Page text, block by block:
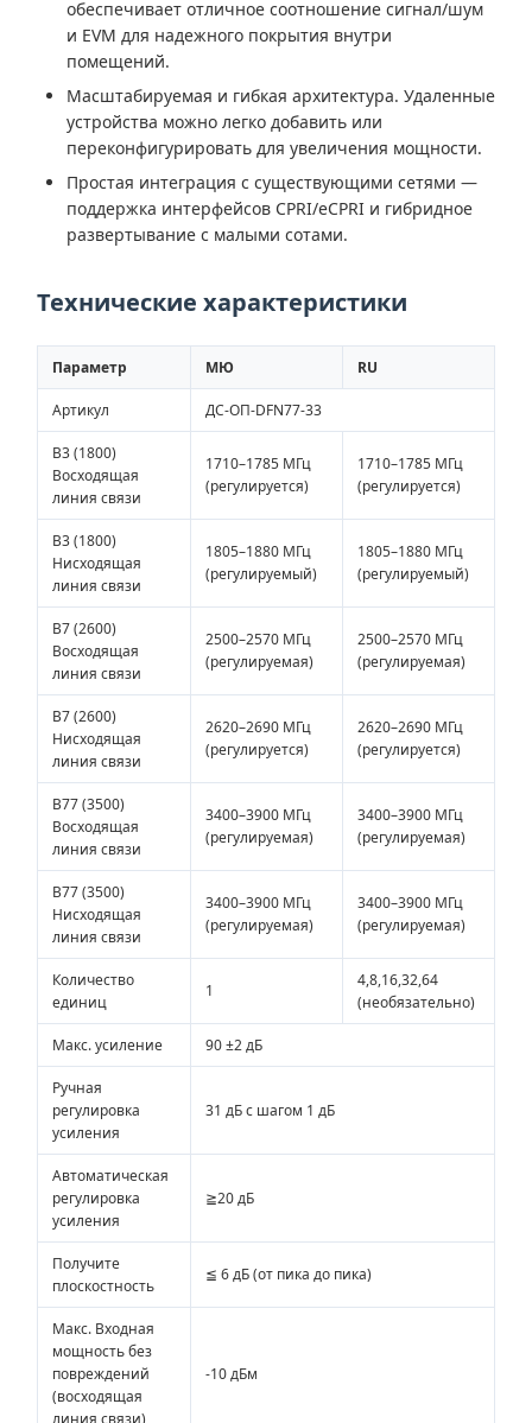
обеспечивает отличное соотношение сигнал/шум
и EVM для надежного покрытия внутри
помещений.
Масштабируемая и гибкая архитектура. Удаленные
устройства можно легко добавить или
переконфигурировать для увеличения мощности.
Простая интеграция с существующими сетями —
поддержка интерфейсов CPRI/eCPRI и гибридное
развертывание с малыми сотами.
Технические характеристики
Параметр МЮ RU
Артикул ДС-ОП-DFN77-33
B3 (1800)
Восходящая
линия связи
1710–1785 МГц
(регулируется)
1710–1785 МГц
(регулируется)
B3 (1800)
Нисходящая
линия связи
1805–1880 МГц
(регулируемый)
1805–1880 МГц
(регулируемый)
B7 (2600)
Восходящая
линия связи
2500–2570 МГц
(регулируемая)
2500–2570 МГц
(регулируемая)
B7 (2600)
Нисходящая
линия связи
2620–2690 МГц
(регулируется)
2620–2690 МГц
(регулируется)
B77 (3500)
Восходящая
линия связи
3400–3900 МГц
(регулируемая)
3400–3900 МГц
(регулируемая)
B77 (3500)
Нисходящая
линия связи
3400–3900 МГц
(регулируемая)
3400–3900 МГц
(регулируемая)
Количество
единиц
1
4,8,16,32,64
(необязательно)
Макс. усиление 90 ±2 дБ
Ручная
регулировка
усиления
31 дБ с шагом 1 дБ
Автоматическая
регулировка
усиления
≧20 дБ
Получите
плоскостность
≦ 6 дБ (от пика до пика)
Макс. Входная
мощность без
повреждений
(восходящая
линия связи)
-10 дБм